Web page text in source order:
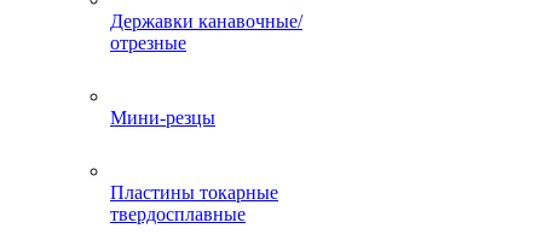
Державки канавочные/
отрезные
Мини-резцы
Пластины токарные
твердосплавные